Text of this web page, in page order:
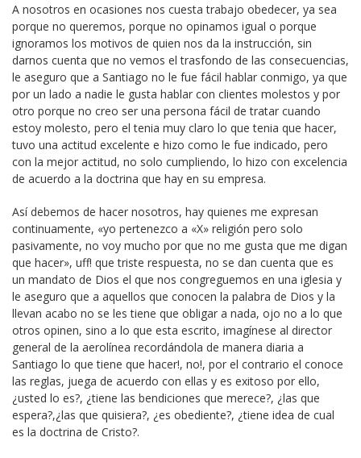
A nosotros en ocasiones nos cuesta trabajo obedecer, ya sea
porque no queremos, porque no opinamos igual o porque
ignoramos los motivos de quien nos da la instrucción, sin
darnos cuenta que no vemos el trasfondo de las consecuencias,
le aseguro que a Santiago no le fue fácil hablar conmigo, ya que
por un lado a nadie le gusta hablar con clientes molestos y por
otro porque no creo ser una persona fácil de tratar cuando
estoy molesto, pero el tenia muy claro lo que tenia que hacer,
tuvo una actitud excelente e hizo como le fue indicado, pero
con la mejor actitud, no solo cumpliendo, lo hizo con excelencia
de acuerdo a la doctrina que hay en su empresa.
Así debemos de hacer nosotros, hay quienes me expresan
continuamente, «yo pertenezco a «X» religión pero solo
pasivamente, no voy mucho por que no me gusta que me digan
que hacer», uff! que triste respuesta, no se dan cuenta que es
un mandato de Dios el que nos congreguemos en una iglesia y
le aseguro que a aquellos que conocen la palabra de Dios y la
llevan acabo no se les tiene que obligar a nada, ojo no a lo que
otros opinen, sino a lo que esta escrito, imagínese al director
general de la aerolínea recordándola de manera diaria a
Santiago lo que tiene que hacer!, no!, por el contrario el conoce
las reglas, juega de acuerdo con ellas y es exitoso por ello,
¿usted lo es?, ¿tiene las bendiciones que merece?, ¿las que
espera?,¿las que quisiera?, ¿es obediente?, ¿tiene idea de cual
es la doctrina de Cristo?.